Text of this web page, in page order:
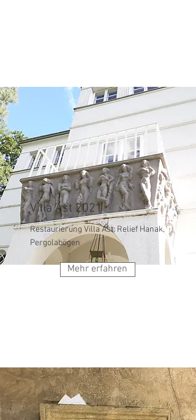
Villa Ast 2021
Restaurierung Villa Ast: Relief Hanak,
Pergolabögen
Mehr erfahren